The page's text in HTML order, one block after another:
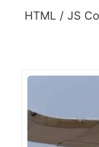
HTML / JS